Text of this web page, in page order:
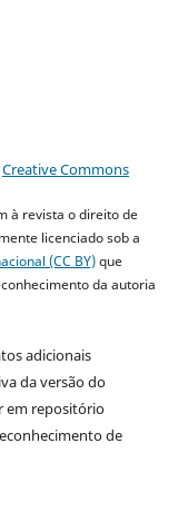
Creative Commons
à revista o direito de
licenciado sob a
(CC BY)que
da autoria
adicionais
da versão do
em repositório
de